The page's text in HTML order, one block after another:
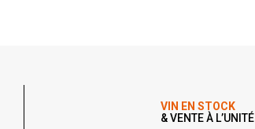
VIN EN STOCK
& VENTE À L’UNITÉ